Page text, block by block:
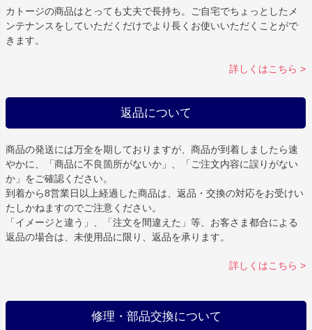
カトージの商品はとっても丈夫で長持ち。ご自宅でちょっとしたメ
ンテナンスをしていただくだけでより長くお使いいただくことがで
きます。
詳しくはこちら >
返品について
商品の発送には万全を期しておりますが、商品が到着しましたら速
やかに、「商品に不良箇所がないか」、「ご注文内容に誤りがない
か」をご確認ください。
到着から8営業日以上経過した商品は、返品・交換の対応をお受けい
たしかねますのでご注意ください。
「イメージと違う」、「注文を間違えた」等、お客さま都合による
返品の場合は、未使用品に限り、返品を承ります。
詳しくはこちら >
修理・部品交換について